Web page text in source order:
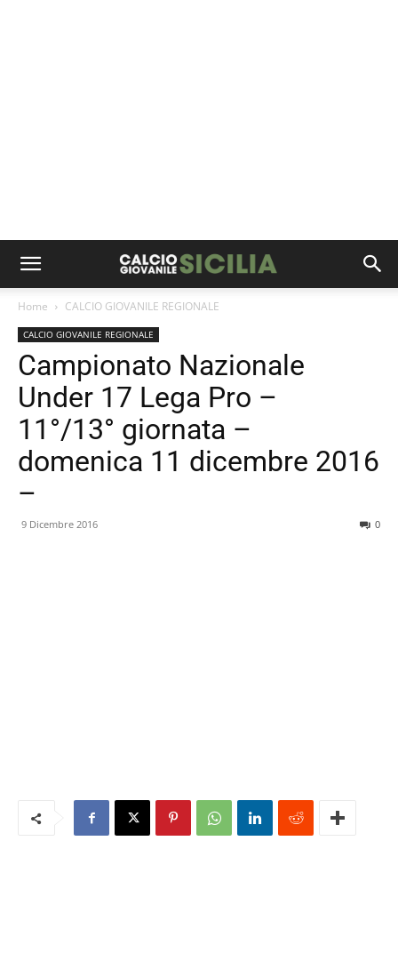
Home CALCIO GIOVANILE REGIONALE
CALCIO GIOVANILE REGIONALE
Campionato Nazionale
Under 17 Lega Pro –
11°/13° giornata –
domenica 11 dicembre 2016
–
9 Dicembre 2016 0